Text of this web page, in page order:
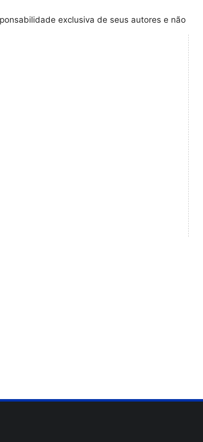
exclusiva de seus autores e não